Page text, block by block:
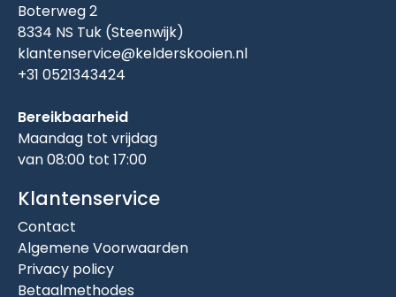
Boterweg 2
8334 NS Tuk (Steenwijk)
klantenservice@kelderskooien.nl
+31 0521343424
Bereikbaarheid
Maandag tot vrijdag
van 08:00 tot 17:00
Klantenservice
Contact
Algemene Voorwaarden
Privacy policy
Betaalmethodes